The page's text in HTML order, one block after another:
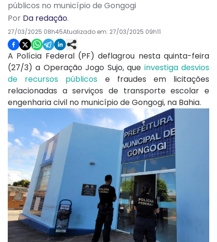
públicos no município de Gongogi
Por Da redação.
27/03/2025 08h45Atualizado em: 27/03/2025 09h11
A Polícia Federal (PF) deflagrou nesta quinta-feira
(27/3) a Operação Jogo Sujo, que investiga desvios
de recursos públicos e fraudes em licitações
relacionadas a serviços de transporte escolar e
engenharia civil no município de Gongogi, na Bahia.